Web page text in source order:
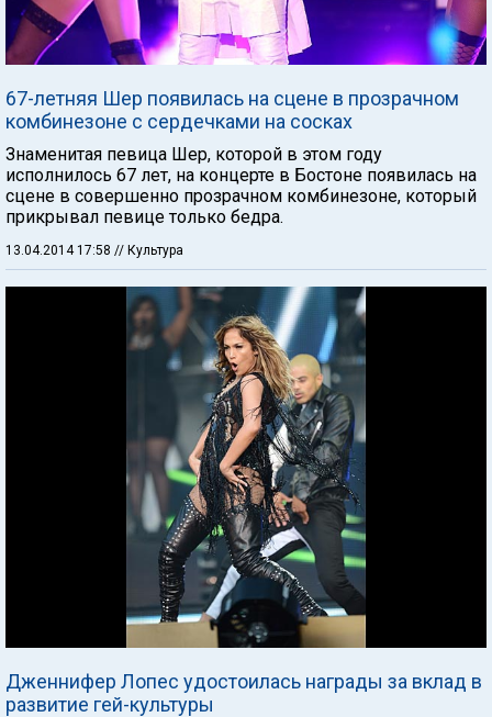
67-летняя Шер появилась на сцене в прозрачном
комбинезоне с сердечками на сосках
Знаменитая певица Шер, которой в этом году
исполнилось 67 лет, на концерте в Бостоне появилась на
сцене в совершенно прозрачном комбинезоне, который
прикрывал певице только бедра.
13.04.2014 17:58 // Культура
Дженнифер Лопес удостоилась награды за вклад в
развитие гей-культуры